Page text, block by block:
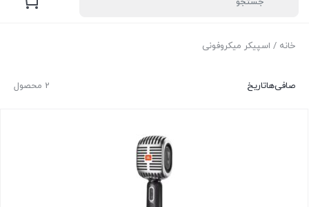
خانه / اسپیکر میکروفونی
2 محصول صافی‌هاتاریخ